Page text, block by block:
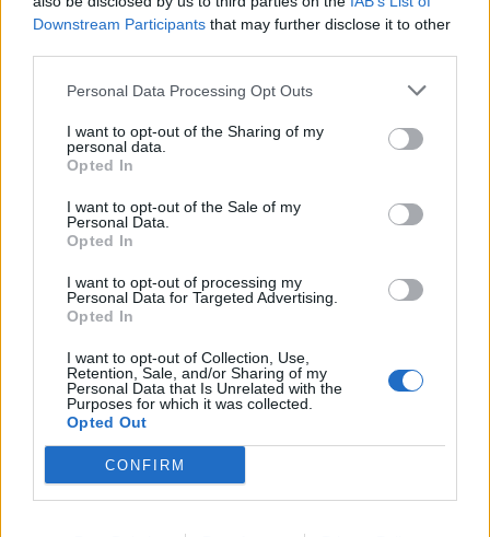
Downstream Participants that may further disclose it to other
Personal Data Processing Opt Outs
I want to opt-out of the Sharing of my
personal data.
Opted In
I want to opt-out of the Sale of my
Personal Data.
Opted In
I want to opt-out of processing my
Personal Data for Targeted Advertising.
Opted In
I want to opt-out of Collection, Use,
Retention, Sale, and/or Sharing of my
Personal Data that Is Unrelated with the
Purposes for which it was collected.
Opted Out
CONFIRM
spoczywają w bazylice Matki Bożej
Wspomożycielki Wiernych w Turynie.
Beatyfikacja Dominika Savio miała miejsce w
najmłodszym świętym wyznawcą w historii
Kościoła. Jego życie i świętość stały się
W ikonografii Dominik Savio jest często
przedstawiany w sposób, który podkreśla
czystość i niewinność. Symbole takie jak lilia
czy krzyż są z nim zwykle kojarzone. Równie
często przedstawia się go obok statuy Matki
Bożej lub z aniołem, co ma odzwierciedlać jego
bliskość z Bogiem i Maryją. Te wizerunki mają
na celu nie tylko oddanie hołdu, ale także
inspirowanie wiernych do naśladowania cnot.
Nazwanie szkół jego imieniem w Polsce, takich